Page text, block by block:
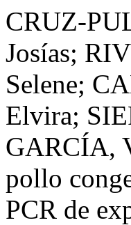
CRUZ-
Josías;
Selene;
Elvira;
GARCÍA,
pollo
PCR de